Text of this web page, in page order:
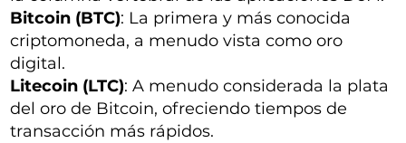
Bitcoin (BTC): La primera y más conocida
criptomoneda, a menudo vista como oro
digital.
Litecoin (LTC): A menudo considerada la plata
del oro de Bitcoin, ofreciendo tiempos de
transacción más rápidos.